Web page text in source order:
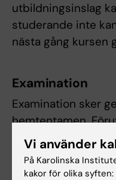
utbildningsinslag
studerande inte
nästa gång kursen
Examination
Examination sker
hemtentamen.
krävs utförda
deltagande i
godkänt betyg,
Vi använder
På Karolinska
kakor för olika syften: